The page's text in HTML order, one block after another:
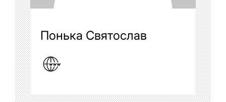
Понька Святослав